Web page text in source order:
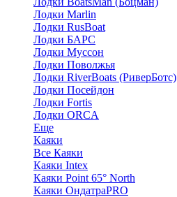
Лодки Marlin
Лодки RusBoat
Лодки БАРС
Лодки Муссон
Лодки Поволжья
Лодки RiverBoats (РиверБотс)
Лодки Посейдон
Лодки Fortis
Лодки ORCA
Еще
Каяки
Все Каяки
Каяки Intex
Каяки Point 65° North
Каяки ОндатраPRO